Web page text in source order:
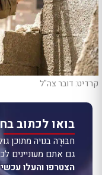
קרדיט: דובר צה"ל
בואו לכתוב
חבּוּרֶה בנויה מתוכן
גם אתם מעוניינים
הצטרפו והעלו